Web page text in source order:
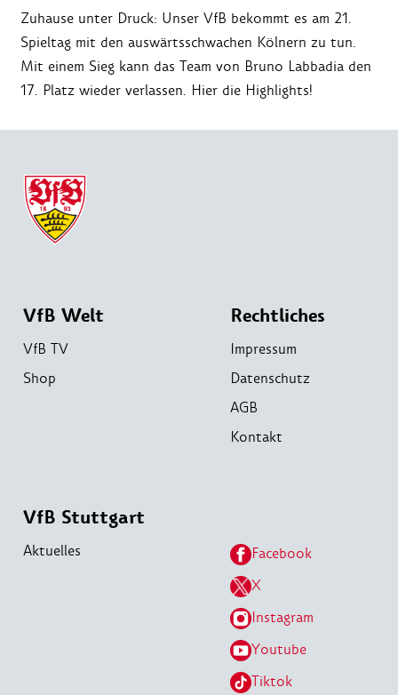
Zuhause unter Druck: Unser VfB bekommt es am 21.
Spieltag mit den auswärtsschwachen Kölnern zu tun.
Mit einem Sieg kann das Team von Bruno Labbadia den
17. Platz wieder verlassen. Hier die Highlights!
VfB Welt
VfB TV
Shop
Rechtliches
Impressum
Datenschutz
AGB
Kontakt
VfB Stuttgart
Aktuelles
Facebook
X
Instagram
Youtube
Tiktok